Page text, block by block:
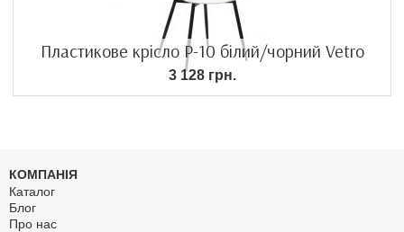
Пластикове крісло P-10 білий/чорний Vetro
3 128 грн.
КОМПАНІЯ
Каталог
Блог
Про нас